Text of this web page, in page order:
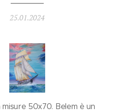
25.01.2024
50x70. Belem è un